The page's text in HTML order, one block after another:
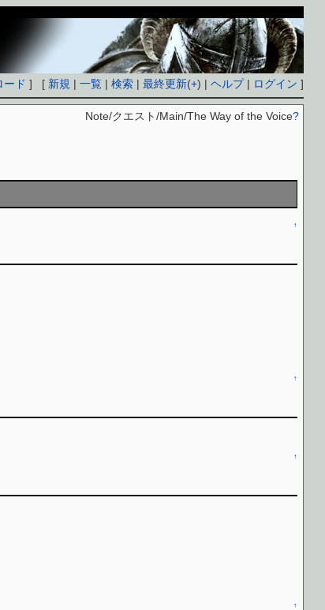
ード ] [ 新規 |一覧 |検索 |最終更新(+) |ヘルプ| ログイン ]
Note/クエスト/Main/The Way of the Voice?
↑
↑
↑
↑